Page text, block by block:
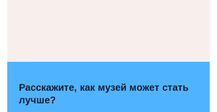
Расскажите, как музей может стать
лучше?